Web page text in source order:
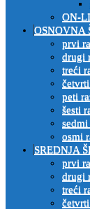
ON-
OSNOVNA
prvi
drugi
treći
peti
šesti
sedmi
osmi
SREDNJA
prvi
drugi
treći